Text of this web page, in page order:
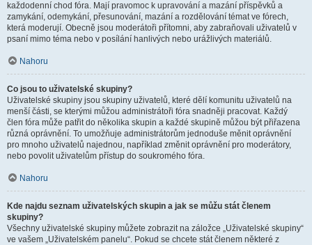
každodenní chod fóra. Mají pravomoc k upravování a mazání příspěvků a
zamykání, odemykání, přesunování, mazání a rozdělování témat ve fórech,
která moderují. Obecně jsou moderátoři přítomni, aby zabraňovali uživatelů v
psaní mimo téma nebo v posílání hanlivých nebo urážlivých materiálů.
Nahoru
Co jsou to uživatelské skupiny?
Uživatelské skupiny jsou skupiny uživatelů, které dělí komunitu uživatelů na
menší části, se kterými můžou administrátoři fóra snadněji pracovat. Každý
člen fóra může patřit do několika skupin a každé skupině můžou být přiřazena
různá oprávnění. To umožňuje administrátorům jednoduše měnit oprávnění
pro mnoho uživatelů najednou, například změnit oprávnění pro moderátory,
nebo povolit uživatelům přístup do soukromého fóra.
Nahoru
Kde najdu seznam uživatelských skupin a jak se můžu stát členem
skupiny?
Všechny uživatelské skupiny můžete zobrazit na záložce „Uživatelské skupiny“
ve vašem „Uživatelském panelu“. Pokud se chcete stát členem některé z